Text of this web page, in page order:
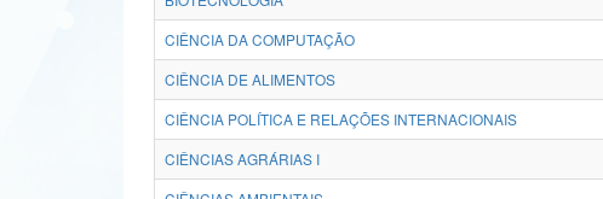
CIÊNCIA DA COMPUTAÇÃO
CIÊNCIA DE ALIMENTOS
CIÊNCIA POLÍTICA E RELAÇÕES INTERNACIONAIS
CIÊNCIAS AGRÁRIAS I